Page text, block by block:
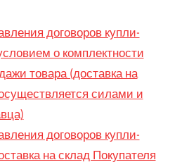
договоров купли-
о комплектности
товара (доставка на
силами и
договоров купли-
на склад Покупателя